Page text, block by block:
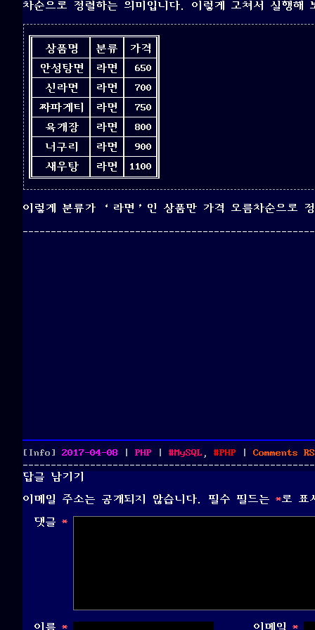
차순으로 정렬하는 의미입니다. 이렇게 고쳐서 실행해
상품명 분류
가격
안성탕면
라면
650
신라면
라면
700
짜파게티
라면
750
육개장
라면
800
너구리
라면
900
새우탕
라면 1100
이렇게 분류가 ‘라면’인 상품만 가격 오름차순으로
[Info] Posted
on
2017-04-08 Categories
PHP Tags
MySQL , PHP Comments
답글 남기기
이메일 주소는 공개되지 않습니다.
필수 필드는 *로 표
댓글 *
이름 * 이메일 *